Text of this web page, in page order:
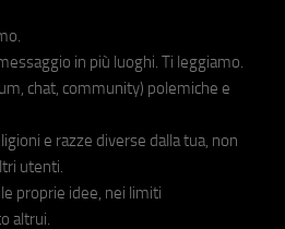
in più luoghi. Ti leggiamo.
chat, community) polemiche e
e razze diverse dalla tua, non
utenti.
proprie idee, nei limiti
altrui.